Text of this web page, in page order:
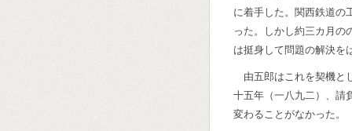
に着手した。関西鉄道の
った。しかし約三カ月の
は挺身して問題の解決を
由五郎はこれを契機と
十五年（一八九二）、請
変わることがなかった。